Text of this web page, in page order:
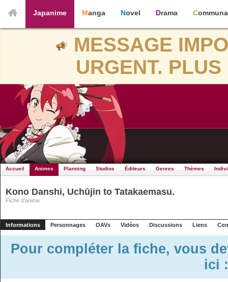
Japanime Manga Novel Drama
MESSAGE
URGENT.
Accueil Animes Planning Studios Éditeurs Genres Thèmes
Kono Danshi, Uchūjin to Tatakaemasu.
Fiche d'anime
Informations Personnages OAVs Vidéos Discussions Liens
Pour compléter la fiche, vous
ici